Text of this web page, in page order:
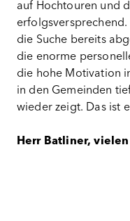
auf Hochtouren und
die Suche bereits
die enorme
die hohe Motivation
in den Gemeinden
wieder zeigt. Das ist
Herr Batliner,